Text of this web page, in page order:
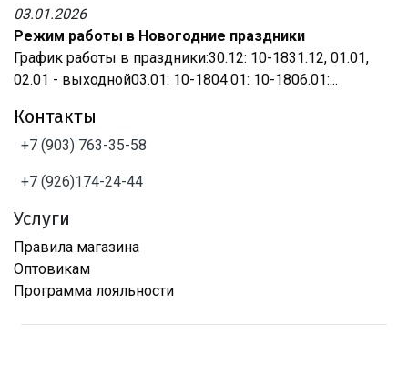
03.01.2026
Режим работы в Новогодние праздники
График работы в праздники:30.12: 10-1831.12, 01.01,
02.01 - выходной03.01: 10-1804.01: 10-1806.01:...
Контакты
+7 (903) 763-35-58
+7 (926)174-24-44
Услуги
Правила магазина
Оптовикам
Программа лояльности